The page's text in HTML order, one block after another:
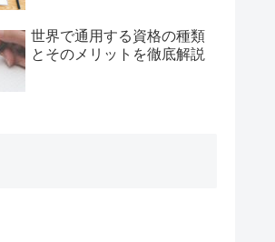
世界で通用する資格の種類
とそのメリットを徹底解説